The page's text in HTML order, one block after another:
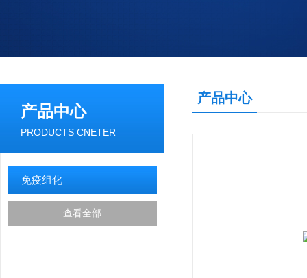
产品中心
PRODUCTS CNETER
免疫组化
查看全部
产品中心